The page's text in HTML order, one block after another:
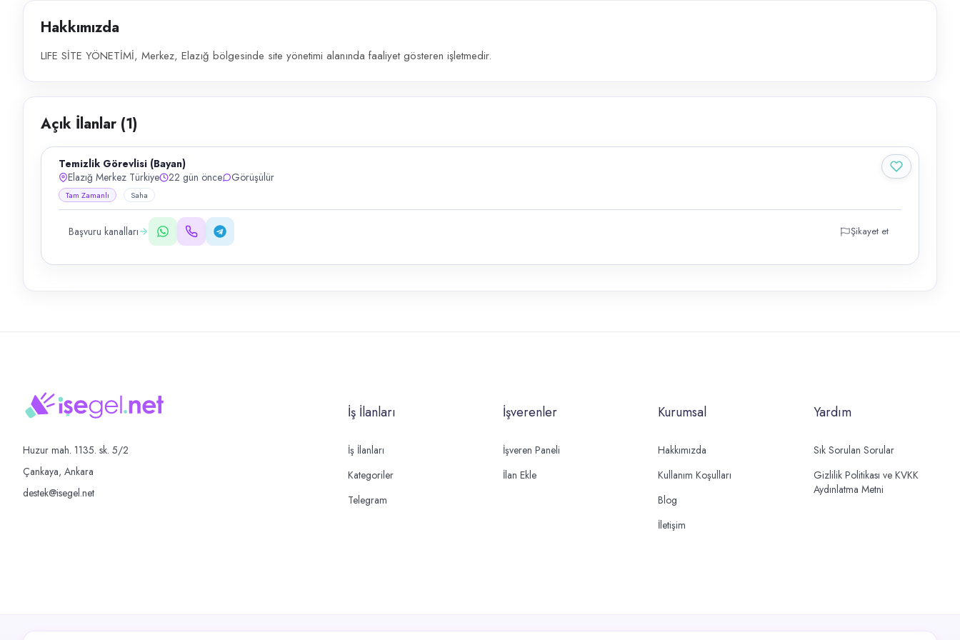
Hakkımızda
LIFE SİTE YÖNETİMİ, Merkez, Elazığ bölgesinde site yönetimi alanında faaliyet gösteren işletmedir.
Açık İlanlar (1)
Temizlik Görevlisi (Bayan)
Elazığ Merkez Türkiye
22 gün önce Görüşülür
Tam Zamanlı Saha
Başvuru kanalları Şikayet et
Huzur mah. 1135. sk. 5/2
Çankaya, Ankara
destek@isegel.net
İş İlanları
İş İlanları
Kategoriler
Telegram
İşverenler
İşveren Paneli
İlan Ekle
Kurumsal
Hakkımızda
Kullanım Koşulları
Blog
İletişim
Yardım
Sık Sorulan Sorular
Gizlilik Politikası ve KVKK
Aydınlatma Metni